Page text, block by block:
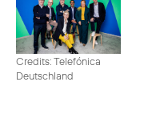
Credits: Telefónica
Deutschland